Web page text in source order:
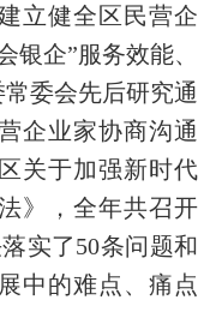
立健全区民营企
银企”服务效能、
委会先后研究通
企业家协商沟通
关于加强新时代
》，全年共召开
实了50条问题和
中的难点、痛点